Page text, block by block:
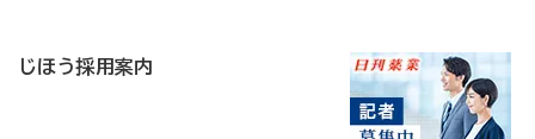
じほう採用案内